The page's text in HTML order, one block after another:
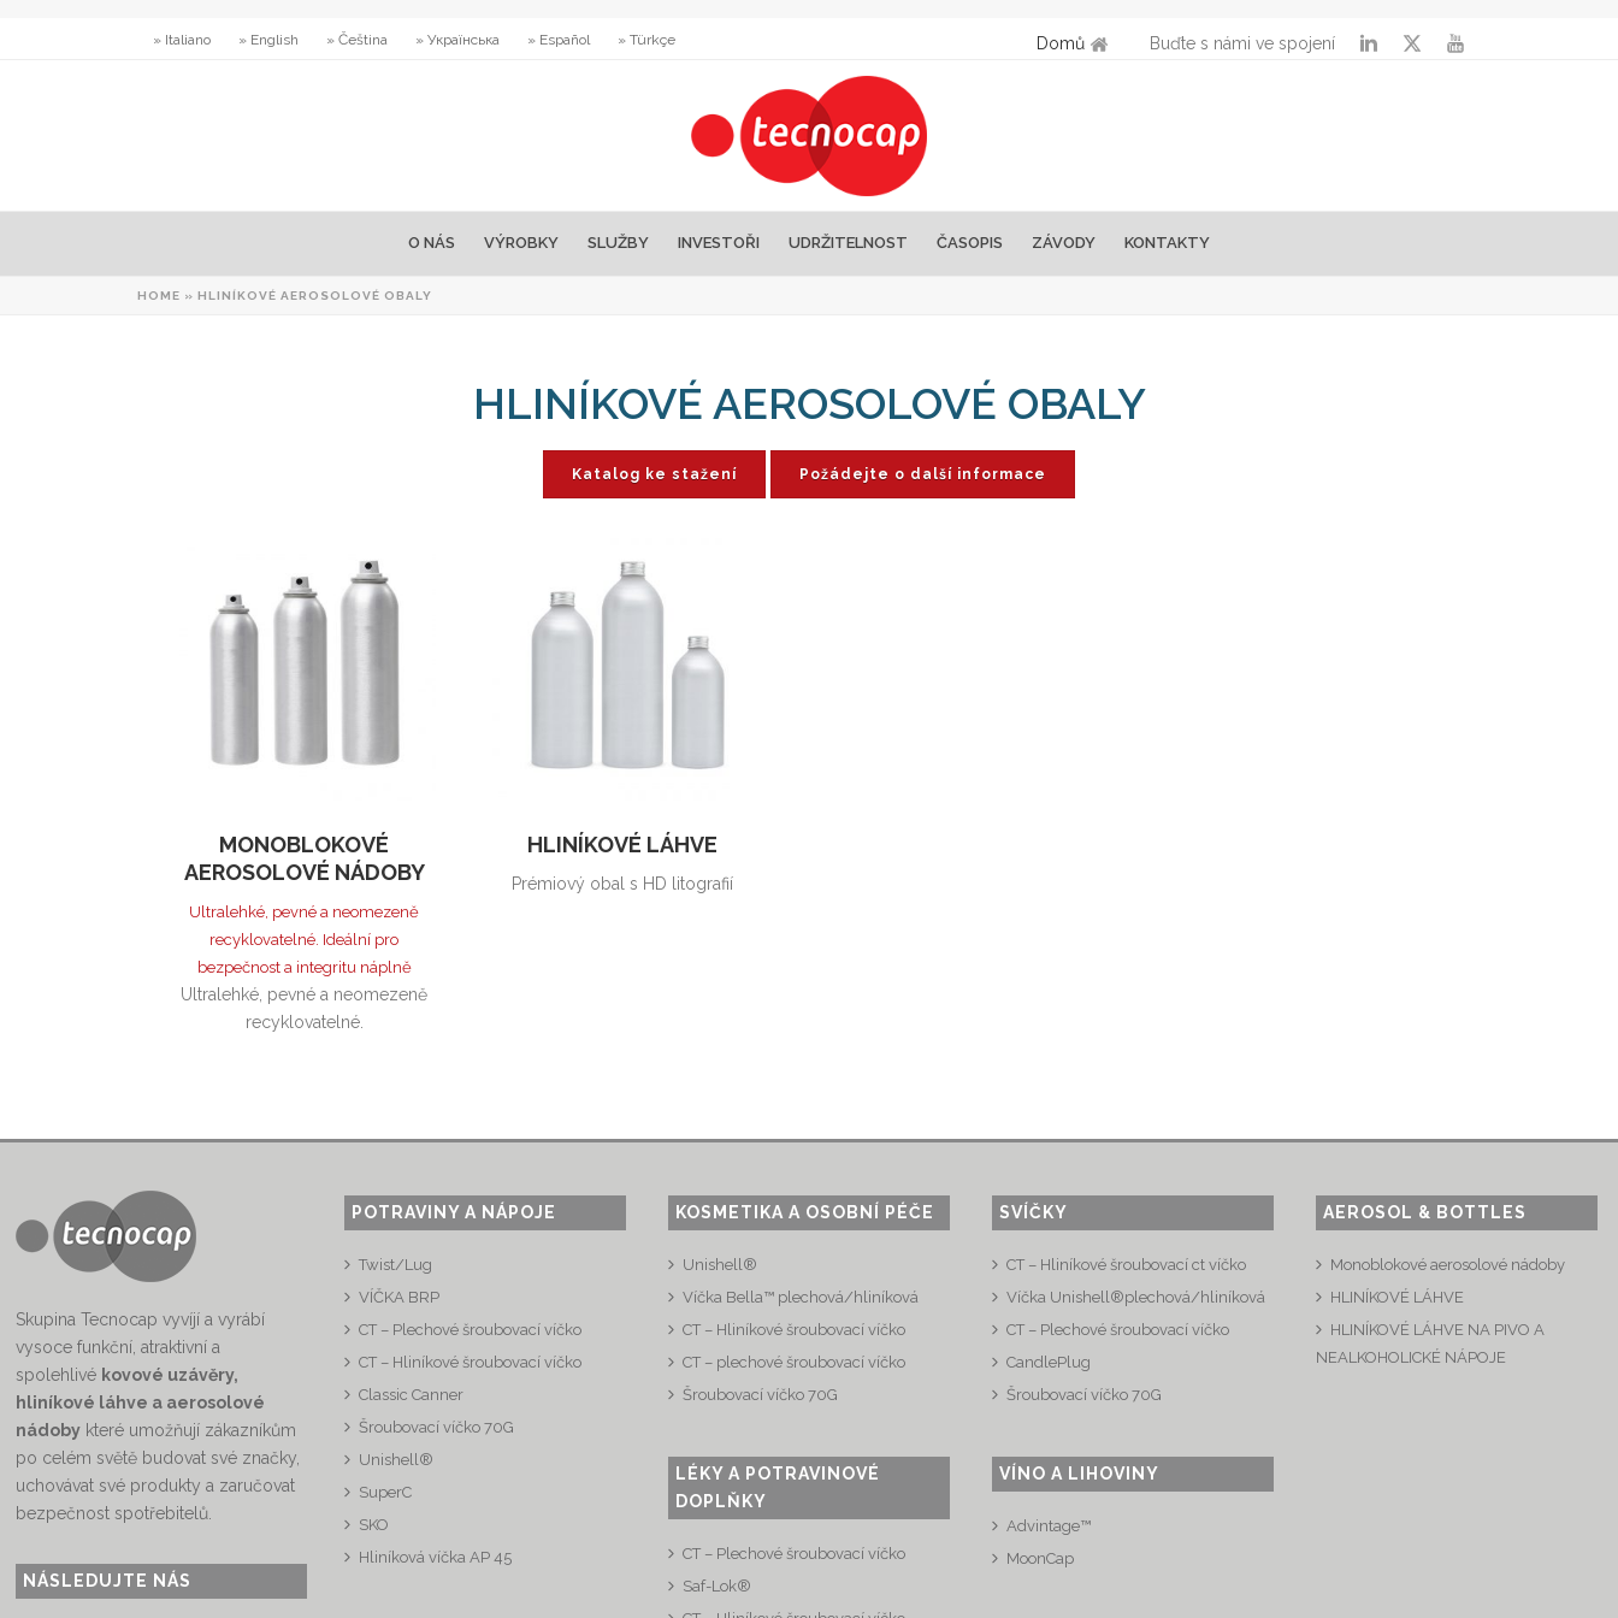
» Italiano » English » Čeština » Українська » Español » Türkçe Domů Buďte s námi ve spojení
O NÁS VÝROBKY SLUŽBY INVESTOŘI UDRŽITELNOST ČASOPIS ZÁVODY KONTAKTY
HOME » HLINÍKOVÉ AEROSOLOVÉ OBALY
HLINÍKOVÉ AEROSOLOVÉ OBALY
Katalog ke stažení Požádejte o další informace
MONOBLOKOVÉ
AEROSOLOVÉ NÁDOBY
Ultralehké, pevné a neomezeně
recyklovatelné. Ideální pro
bezpečnost a integritu náplně
Ultralehké, pevné a neomezeně
recyklovatelné.
HLINÍKOVÉ LÁHVE
Prémiový obal s HD litografií
Skupina Tecnocap vyvíjí a vyrábí
vysoce funkční, atraktivní a
spolehlivé kovové uzávěry,
hliníkové láhve a aerosolové
nádoby které umožňují zákazníkům
po celém světě budovat své značky,
uchovávat své produkty a zaručovat
bezpečnost spotřebitelů.
NÁSLEDUJTE NÁS
POTRAVINY A NÁPOJE
Twist/Lug
VÍČKA BRP
CT – Plechové šroubovací víčko
CT – Hliníkové šroubovací víčko
Classic Canner
Šroubovací víčko 70G
Unishell®
SuperC
SKO
Hliníková víčka AP 45
KOSMETIKA A OSOBNÍ PÉČE
Unishell®
Víčka Bella™ plechová/hliníková
CT – Hliníkové šroubovací víčko
CT – plechové šroubovací víčko
Šroubovací víčko 70G
LÉKY A POTRAVINOVÉ
DOPLŇKY
CT – Plechové šroubovací víčko
Saf-Lok®
SVÍČKY
CT – Hliníkové šroubovací ct víčko
Víčka Unishell®plechová/hliníková
CT – Plechové šroubovací víčko
CandlePlug
Šroubovací víčko 70G
VÍNO A LIHOVINY
Advintage™
MoonCap
AEROSOL & BOTTLES
Monoblokové aerosolové nádoby
HLINÍKOVÉ LÁHVE
HLINÍKOVÉ LÁHVE NA PIVO A
NEALKOHOLICKÉ NÁPOJE